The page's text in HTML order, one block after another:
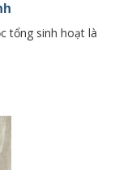
tổng sinh hoạt là